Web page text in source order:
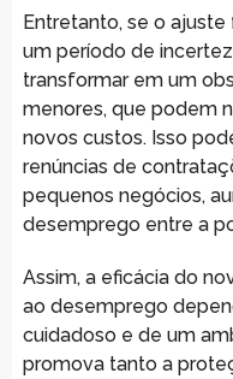
Entretanto, se o
um período de
transformar em um
menores, que podem
novos custos. Isso
renúncias de
pequenos negócios,
desemprego entre a
Assim, a eficácia do
ao desemprego
cuidadoso e de um
promova tanto a